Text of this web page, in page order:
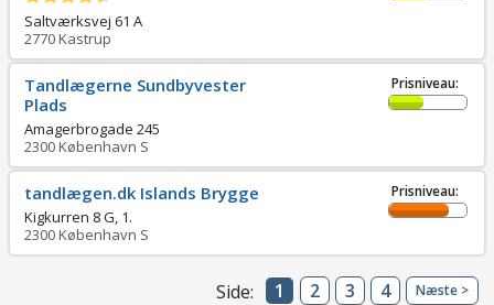
Saltværksvej 61 A
2770Kastrup
Tandlægerne Sundbyvester
Plads
Amagerbrogade 245
2300København S
Prisniveau:
tandlægen.dk Islands Brygge
Kigkurren 8 G, 1.
2300København S
Prisniveau:
Side: 1 2 3 4 Næste >